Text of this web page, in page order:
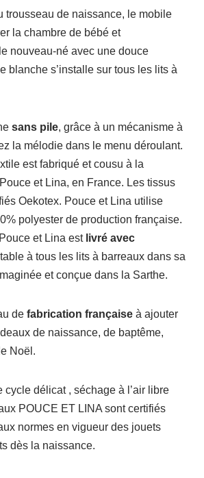
trousseau de naissance, le mobile
la chambre de bébé et
nouveau-né avec une douce
blanche s’installe sur tous les lits à
sans pile, grâce à un mécanisme à
la mélodie dans le menu déroulant.
est fabriqué et cousu à la
et Lina, en France. Les tissus
Oekotex. Pouce et Lina utilise
polyester de production française.
et Lina estlivré avec
à tous les lits à barreaux dans sa
et conçue dans la Sarthe.
de fabrication française à ajouter
de naissance, de baptême,
Noël.
cycle délicat , séchage à l’air libre
POUCE ET LINA sont certifiés
normes en vigueur des jouets
dès la naissance.